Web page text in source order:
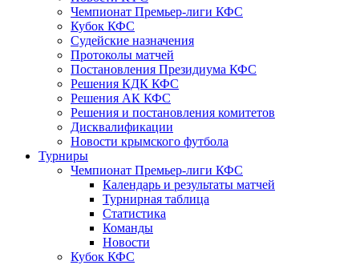
Чемпионат Премьер-лиги КФС
Кубок КФС
Судейские назначения
Протоколы матчей
Постановления Президиума КФС
Решения КДК КФС
Решения АК КФС
Решения и постановления комитетов
Дисквалификации
Новости крымского футбола
Турниры
Чемпионат Премьер-лиги КФС
Календарь и результаты матчей
Турнирная таблица
Статистика
Команды
Новости
Кубок КФС